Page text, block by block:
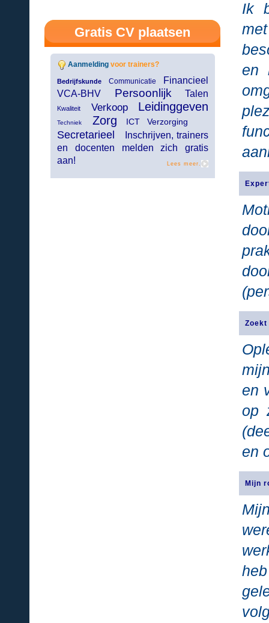
Gratis CV plaatsen
Aanmelding voor trainers?
Bedrijfskunde Communicatie
Financieel
VCA-BHV
Persoonlijk Talen
Kwaliteit Verkoop Leidinggeven
Techniek Zorg ICT Verzorging
Secretarieel
Inschrijven, trainers
en docenten melden zich gratis
aan!
Lees meer.
Ik
en
Zoekt
en
op
en
Mijn